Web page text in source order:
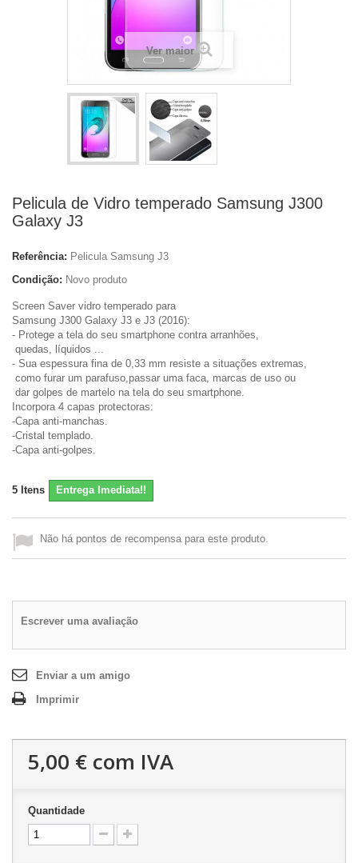
Ver maior
Pelicula de Vidro temperado Samsung J300
Galaxy J3
Referência: Pelicula Samsung J3
Condição: Novo produto
Screen Saver vidro temperado para
Samsung J300 Galaxy J3 e J3 (2016):
- Protege a tela do seu smartphone contra arranhões,
quedas, líquidos ...
- Sua espessura fina de 0,33 mm resiste a situações extremas,
como furar um parafuso,passar uma faca, marcas de uso ou
dar golpes de martelo na tela do seu smartphone.
Incorpora 4 capas protectoras:
-Capa anti-manchas.
-Cristal templado.
-Capa anti-golpes.
5 Itens Entrega Imediata!!
Não há pontos de recompensa para este produto.
Escrever uma avaliação
Enviar a um amigo
Imprimir
5,00 € com IVA
Quantidade